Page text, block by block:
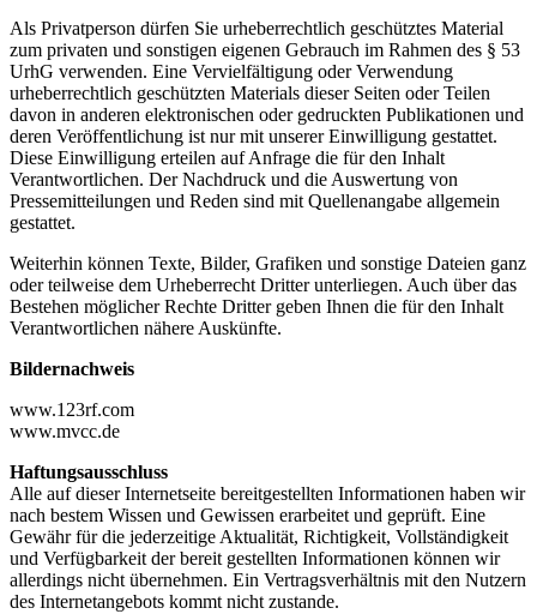
Als Privatperson dürfen Sie urheberrechtlich geschütztes Material
zum privaten und sonstigen eigenen Gebrauch im Rahmen des § 53
UrhG verwenden. Eine Vervielfältigung oder Verwendung
urheberrechtlich geschützten Materials dieser Seiten oder Teilen
davon in anderen elektronischen oder gedruckten Publikationen und
deren Veröffentlichung ist nur mit unserer Einwilligung gestattet.
Diese Einwilligung erteilen auf Anfrage die für den Inhalt
Verantwortlichen. Der Nachdruck und die Auswertung von
Pressemitteilungen und Reden sind mit Quellenangabe allgemein
gestattet.
Weiterhin können Texte, Bilder, Grafiken und sonstige Dateien ganz
oder teilweise dem Urheberrecht Dritter unterliegen. Auch über das
Bestehen möglicher Rechte Dritter geben Ihnen die für den Inhalt
Verantwortlichen nähere Auskünfte.
Bildernachweis
www.123rf.com
www.mvcc.de
Haftungsausschluss
Alle auf dieser Internetseite bereitgestellten Informationen haben wir
nach bestem Wissen und Gewissen erarbeitet und geprüft. Eine
Gewähr für die jederzeitige Aktualität, Richtigkeit, Vollständigkeit
und Verfügbarkeit der bereit gestellten Informationen können wir
allerdings nicht übernehmen. Ein Vertragsverhältnis mit den Nutzern
des Internetangebots kommt nicht zustande.